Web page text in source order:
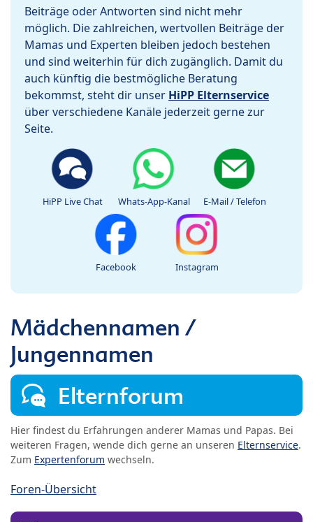
Beiträge oder Antworten sind nicht mehr
möglich. Die zahlreichen, wertvollen Beiträge der
Mamas und Experten bleiben jedoch bestehen
und sind weiterhin für dich zugänglich. Damit du
auch künftig die bestmögliche Beratung
bekommst, steht dir unser HiPP Elternservice
über verschiedene Kanäle jederzeit gerne zur
Seite.
HiPP Live Chat Whats-App-Kanal E-Mail / Telefon
Facebook Instagram
Mädchennamen /
Jungennamen
Elternforum
Hier findest du Erfahrungen anderer Mamas und Papas. Bei
weiteren Fragen, wende dich gerne an unseren Elternservice.
Zum Expertenforum wechseln.
Foren-Übersicht